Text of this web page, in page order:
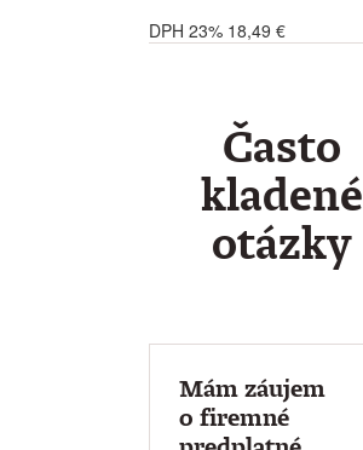
DPH 23% 18,49 €
Často
kladené
otázky
Mám záujem
o firemné